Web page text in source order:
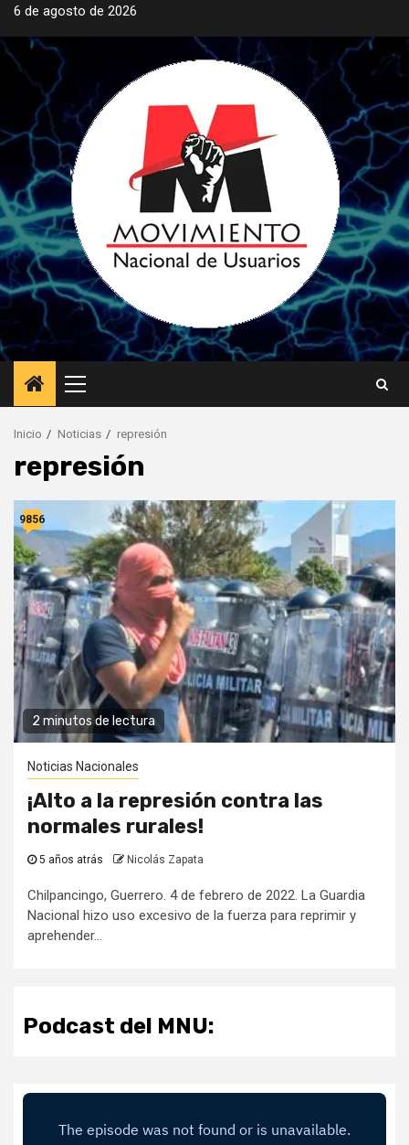
Saltar
contenido
6 de agosto de 2026
Menú
principal
Inicio Noticias represión
represión
2 minutos de lectura
9856
Noticias Nacionales
¡Alto a la represión contra las
normales rurales!
5 años atrás Nicolás Zapata
Chilpancingo, Guerrero. 4 de febrero de 2022. La Guardia
Nacional hizo uso excesivo de la fuerza para reprimir y
aprehender...
Podcast del MNU: